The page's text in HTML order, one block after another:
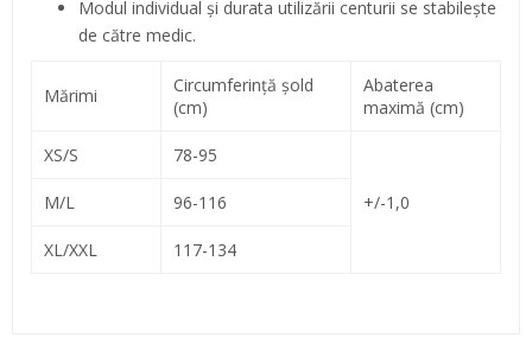
Modul individual şi durata utilizării centurii se stabileşte
de către medic.
Mărimi
Circumferinţă şold
(cm)
Abaterea
maximă (cm)
XS/S 78-95
+/-1,0
M/L 96-116
XL/XXL 117-134